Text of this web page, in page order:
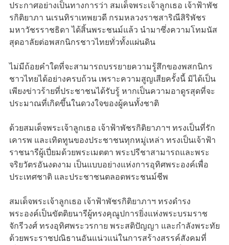
ประกาศอย่างเป็นทางการว่า สมเด็จพระเจ้าลูกเธอ เจ้าฟ้าพัช
รกิติยาภา นเรนทิราเทพยวดี กรมหลวงราชสาริณีสิริพัชร
มหาวัชรราชธิดา ได้สิ้นพระชนม์แล้ว นำมาซึ่งความโทมนัส
สุดอาลัยต่อพสกนิกรชาวไทยทั่วทั้งแผ่นดิน
ไม่มีถ้อยคำใดที่จะสามารถบรรยายความรู้สึกของพสกนิกร
ชาวไทยได้อย่างครบถ้วน เพราะความสูญเสียครั้งนี้ มิได้เป็น
เพียงข่าวร้ายที่ประชาชนได้รับรู้ หากเป็นความอาดูรสุดที่จะ
ประมาณที่เกิดขึ้นในดวงใจของผู้คนทั้งชาติ
ด้วยสมเด็จพระเจ้าลูกเธอ เจ้าฟ้าพัชรกิติยาภาฯ ทรงเป็นที่รัก
เคารพ และเทิดทูนของประชาชนทุกหมู่เหล่า ทรงเป็นเจ้าฟ้า
ราชนารีผู้เปี่ยมด้วยพระเมตตา พระปรีชาสามารถและพระ
จริยวัตรอันงดงาม เป็นแบบอย่างแห่งการอุทิศพระองค์เพื่อ
ประเทศชาติ และประชาชนตลอดพระชนม์ชีพ
สมเด็จพระเจ้าลูกเธอ เจ้าฟ้าพัชรกิติยาภาฯ ทรงดำรง
พระองค์เป็นขัตติยนารีผู้ทรงคุณูปการยิ่งแห่งพระบรมราช
จักรีวงศ์ ทรงอุทิศพระวรกาย พระสติปัญญา และกำลังพระทัย
ด้วยพระราชปณิธานอันแน่วแน่ในการสร้างสรรค์สังคมที่